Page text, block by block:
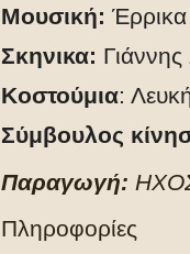
Μουσική:
Σκηνικα: Γιάννης
Κοστούμια:
Σύμβουλος
Παραγωγή: Η
Πληροφορίες